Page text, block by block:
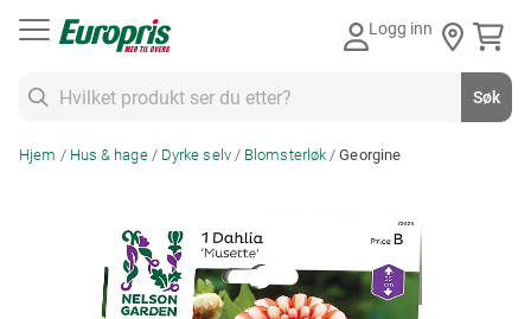
Logg inn
Søk
Hjem Hus & hage Dyrke selv Blomsterløk Georgine